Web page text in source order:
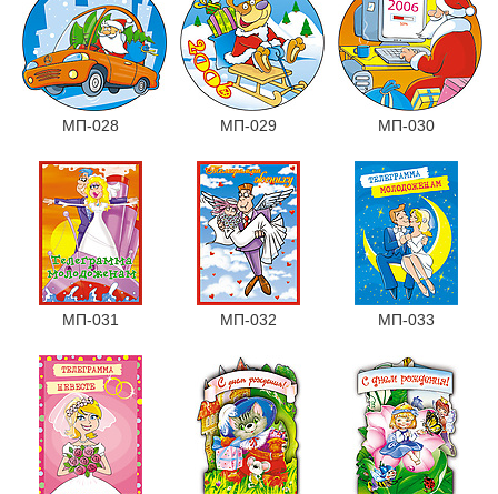
МП-028 МП-029 МП-030
МП-031 МП-032 МП-033